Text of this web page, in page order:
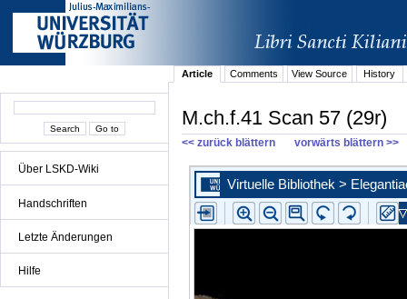
Über LSKD-Wiki
Handschriften
Letzte Änderungen
Hilfe
Article Comments View Source History
M.ch.f.41 Scan 57 (29r)
<< zurück blättern vorwärts blättern >>